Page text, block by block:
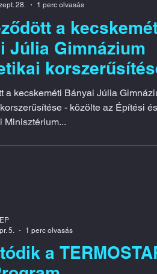
a
Júlia Gimnázium
- közölte az Építési és
Minisztérium...
28.
1 perc olvasás
a
5.
1 perc olvasás